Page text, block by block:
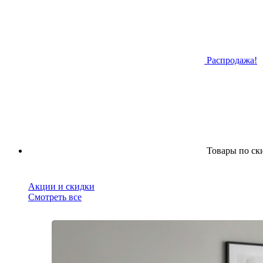
Распродажа!
Товары по
Акции и скидки
Смотреть все